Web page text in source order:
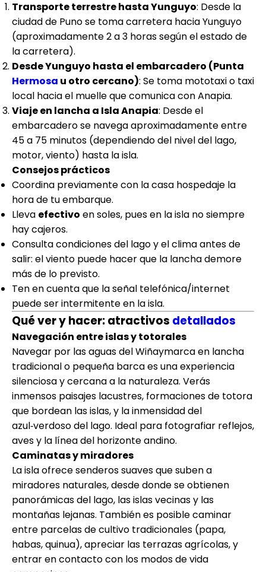
Transporte terrestre hasta Yunguyo: Desde la
ciudad de Puno se toma carretera hacia Yunguyo
(aproximadamente 2 a 3 horas según el estado de
la carretera).
Desde Yunguyo hasta el embarcadero (Punta
Hermosa u otro cercano): Se toma mototaxi o taxi
local hacia el muelle que comunica con Anapia.
Viaje en lancha a Isla Anapia: Desde el
embarcadero se navega aproximadamente entre
45 a 75 minutos (dependiendo del nivel del lago,
motor, viento) hasta la isla.
Consejos prácticos
Coordina previamente con la casa hospedaje la
hora de tu embarque.
Lleva efectivo en soles, pues en la isla no siempre
hay cajeros.
Consulta condiciones del lago y el clima antes de
salir: el viento puede hacer que la lancha demore
más de lo previsto.
Ten en cuenta que la señal telefónica/internet
puede ser intermitente en la isla.
Qué ver y hacer: atractivos detallados
Navegación entre islas y totorales
Navegar por las aguas del Wiñaymarca en lancha
tradicional o pequeña barca es una experiencia
silenciosa y cercana a la naturaleza. Verás
inmensos paisajes lacustres, formaciones de totora
que bordean las islas, y la inmensidad del
azul‑verdoso del lago. Ideal para fotografiar reflejos,
aves y la línea del horizonte andino.
Caminatas y miradores
La isla ofrece senderos suaves que suben a
miradores naturales, desde donde se obtienen
panorámicas del lago, las islas vecinas y las
montañas lejanas. También es posible caminar
entre parcelas de cultivo tradicionales (papa,
habas, quinua), apreciar las terrazas agrícolas, y
entrar en contacto con los modos de vida